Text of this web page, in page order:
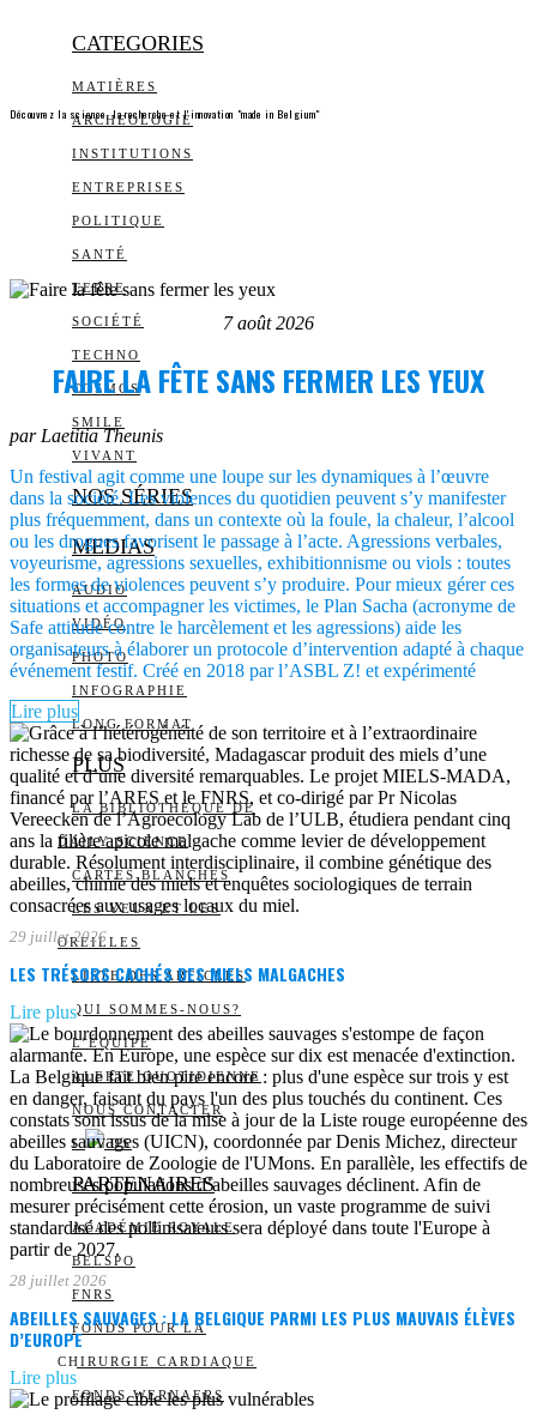
CATEGORIES
MATIÈRES
ARCHEOLOGIE
INSTITUTIONS
ENTREPRISES
POLITIQUE
SANTÉ
TERRE
SOCIÉTÉ
TECHNO
COSMOS
SMILE
VIVANT
NOS SÉRIES
MEDIAS
AUDIO
VIDÉO
PHOTO
INFOGRAPHIE
LONG FORMAT
PLUS
LA BIBLIOTHÈQUE DE
DAILY SCIENCE
CARTES BLANCHES
LES YEUX ET LES
OREILLES
LISTE DES ARTICLES
QUI SOMMES-NOUS?
L’ÉQUIPE
ALERTE QUOTIDIENNE
NOUS CONTACTER
I DS
PARTENAIRES
ACADÉMIE ROYALE
BELSPO
FNRS
FONDS POUR LA
CHIRURGIE CARDIAQUE
FONDS WERNAERS
Découvrez la science, la recherche et l’innovation "made in Belgium"
7 août 2026
FAIRE LA FÊTE SANS FERMER LES YEUX
par Laetitia Theunis
Un festival agit comme une loupe sur les dynamiques à l’œuvre
dans la société. Les violences du quotidien peuvent s’y manifester
plus fréquemment, dans un contexte où la foule, la chaleur, l’alcool
ou les drogues favorisent le passage à l’acte. Agressions verbales,
voyeurisme, agressions sexuelles, exhibitionnisme ou viols : toutes
les formes de violences peuvent s’y produire. Pour mieux gérer ces
situations et accompagner les victimes, le Plan Sacha (acronyme de
Safe attitude contre le harcèlement et les agressions) aide les
organisateurs à élaborer un protocole d’intervention adapté à chaque
événement festif. Créé en 2018 par l’ASBL Z! et expérimenté
Lire plus
29 juillet 2026
LES TRÉSORS CACHÉS DES MIELS MALGACHES
Lire plus
28 juillet 2026
ABEILLES SAUVAGES : LA BELGIQUE PARMI LES PLUS MAUVAIS ÉLÈVES
D’EUROPE
Lire plus